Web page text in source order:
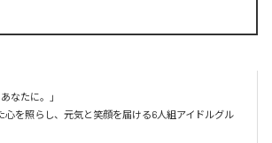
なたに。」
心を照らし、元気と笑顔を届ける6人組アイドルグル